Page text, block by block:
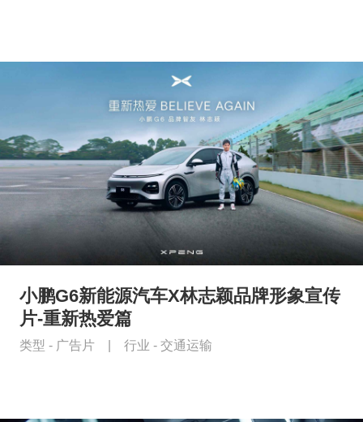
小鹏G6新能源汽车X林志颖品牌形象宣传
片-重新热爱篇
类型 - 广告片 行业 - 交通运输